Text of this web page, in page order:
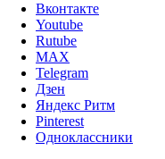
Вконтакте
Youtube
Rutube
MAX
Telegram
Дзен
Яндекс Ритм
Pinterest
Одноклассники